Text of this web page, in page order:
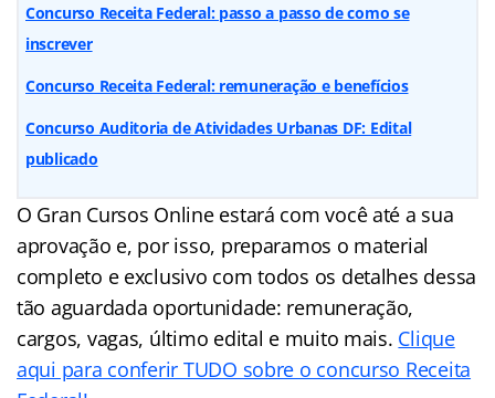
Concurso Receita Federal: passo a passo de como se
inscrever
Concurso Receita Federal: remuneração e benefícios
Concurso Auditoria de Atividades Urbanas DF: Edital
publicado
O Gran Cursos Online estará com você até a sua
aprovação e, por isso, preparamos o material
completo e exclusivo com todos os detalhes dessa
tão aguardada oportunidade: remuneração,
cargos, vagas, último edital e muito mais. Clique
aqui para conferir TUDO sobre o concurso Receita